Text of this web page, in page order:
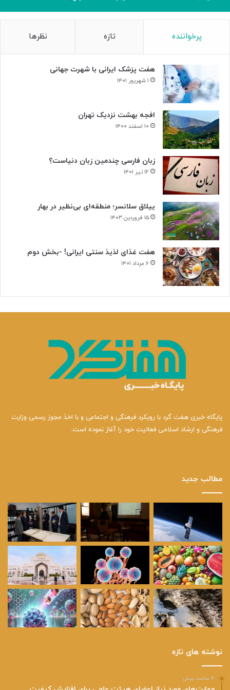
پرخواننده تازه نظرها
هفت پزشک ایرانی با شهرت جهانی
۱ شهریور ۱۴۰۱
افجه بهشت نزدیک تهران
۱۰ اسفند ۱۴۰۰
زبان فارسی چندمین زبان دنیاست؟
۱۲ تیر ۱۴۰۱
ییلاق سلانسر؛ منطقه‌ای بی‌نظیر در بهار
۱۵ فروردین ۱۴۰۳
هفت غذای لذیذ سنتی ایرانی! -بخش دوم
۶ مرداد ۱۴۰۱
پایگاه خبری هفت گرد با رویکرد فرهنگی و اجتماعی و با اخذ مجوز رسمی وزارت
فرهنگی و ارشاد اسلامی فعالیت خود را آغاز نموده است.
مطالب جدید
نوشته های تازه
۳ ساعت پیش